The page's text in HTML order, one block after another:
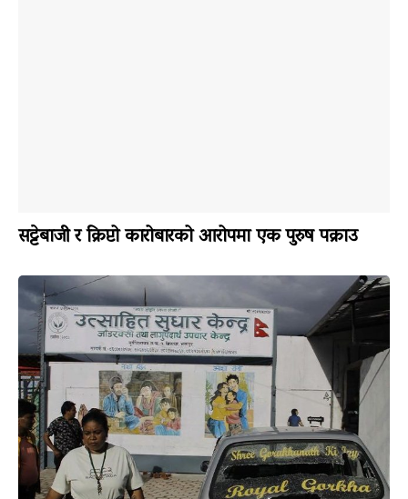
सट्टेबाजी र क्रिप्टो कारोबारको आरोपमा एक पुरुष पक्राउ